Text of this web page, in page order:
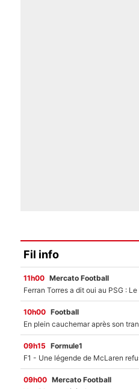
Fil info
11h00 Mercato Football
10h00 Football
09h15 Formule1
09h00 Mercato Football